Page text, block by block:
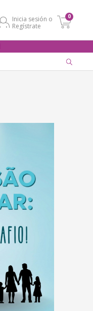
Inicia sesión o
Regístrate
0